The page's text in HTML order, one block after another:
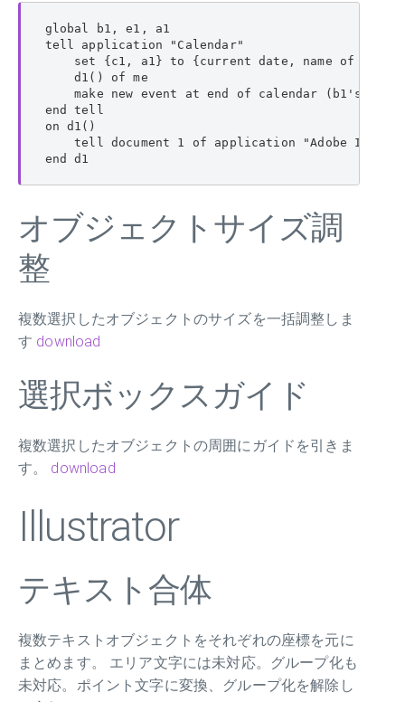
global b1, e1, a1
tell application "Calendar"
set {c1, a1} to {current date, name of every
    d1() of me
make new event at end of calendar (b1's
end tell
on d1()
tell document 1 of application "Adobe
end d1
オブジェクトサイズ調
整
複数選択したオブジェクトのサイズを一括調整しま
す download
選択ボックスガイド
複数選択したオブジェクトの周囲にガイドを引きま
す。 download
Illustrator
テキスト合体
複数テキストオブジェクトをそれぞれの座標を元に
まとめます。 エリア文字には未対応。グループ化も
未対応。ポイント文字に変換、グループ化を解除し